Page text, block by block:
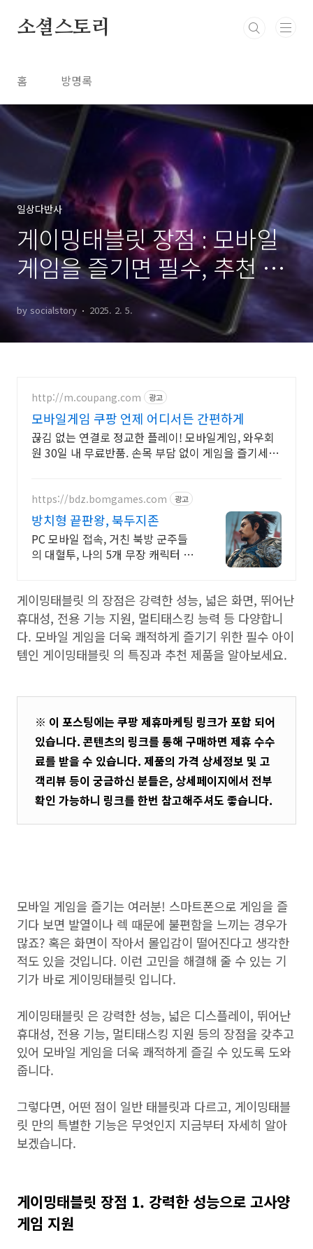
소셜스토리
홈 방명록
일상다반사
게이밍태블릿 장점 : 모바일
게임을 즐기면 필수, 추천 제
품
by socialstory 2025. 2. 5.
http://m.coupang.com 광고
모바일게임 쿠팡 언제 어디서든 간편하게
끊김 없는 연결로 정교한 플레이! 모바일게임, 와우회
원 30일 내 무료반품. 손목 부담 없이 게임을 즐기세
https://bdz.bomgames.com 광고
방치형 끝판왕, 북두지존
PC 모바일 접속, 거친 북방 군주들
의 대혈투, 나의 5개 무장 캐릭터 동
게이밍태블릿 의 장점은 강력한 성능, 넓은 화면, 뛰어난
휴대성, 전용 기능 지원, 멀티태스킹 능력 등 다양합니
다. 모바일 게임을 더욱 쾌적하게 즐기기 위한 필수 아이
템인 게이밍태블릿 의 특징과 추천 제품을 알아보세요.
※ 이 포스팅에는 쿠팡 제휴마케팅 링크가 포함 되어
있습니다. 콘텐츠의 링크를 통해 구매하면 제휴 수수
료를 받을 수 있습니다. 제품의 가격 상세정보 및 고
객리뷰 등이 궁금하신 분들은, 상세페이지에서 전부
확인 가능하니 링크를 한번 참고해주셔도 좋습니다.
모바일 게임을 즐기는 여러분! 스마트폰으로 게임을 즐
기다 보면 발열이나 렉 때문에 불편함을 느끼는 경우가
많죠? 혹은 화면이 작아서 몰입감이 떨어진다고 생각한
적도 있을 것입니다. 이런 고민을 해결해 줄 수 있는 기
기가 바로 게이밍태블릿 입니다.
게이밍태블릿 은 강력한 성능, 넓은 디스플레이, 뛰어난
휴대성, 전용 기능, 멀티태스킹 지원 등의 장점을 갖추고
있어 모바일 게임을 더욱 쾌적하게 즐길 수 있도록 도와
줍니다.
그렇다면, 어떤 점이 일반 태블릿과 다르고, 게이밍태블
릿 만의 특별한 기능은 무엇인지 지금부터 자세히 알아
보겠습니다.
게이밍태블릿 장점 1. 강력한 성능으로 고사양
게임 지원